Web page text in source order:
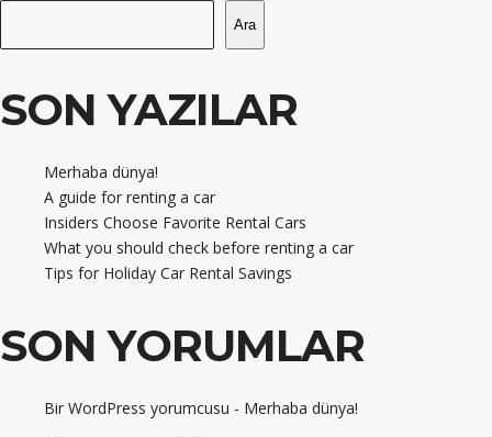
Ara
SON YAZILAR
Merhaba dünya!
A guide for renting a car
Insiders Choose Favorite Rental Cars
What you should check before renting a car
Tips for Holiday Car Rental Savings
SON YORUMLAR
Bir WordPress yorumcusu - Merhaba dünya!